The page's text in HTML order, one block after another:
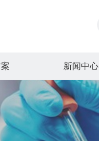
新闻中心